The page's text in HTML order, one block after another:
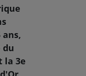
ans,
du
la 3e